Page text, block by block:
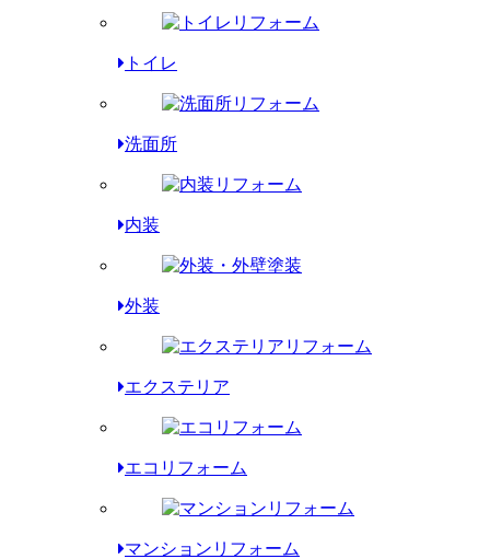
トイレ
洗面所
内装
外装
エクステリア
エコリフォーム
マンションリフォーム